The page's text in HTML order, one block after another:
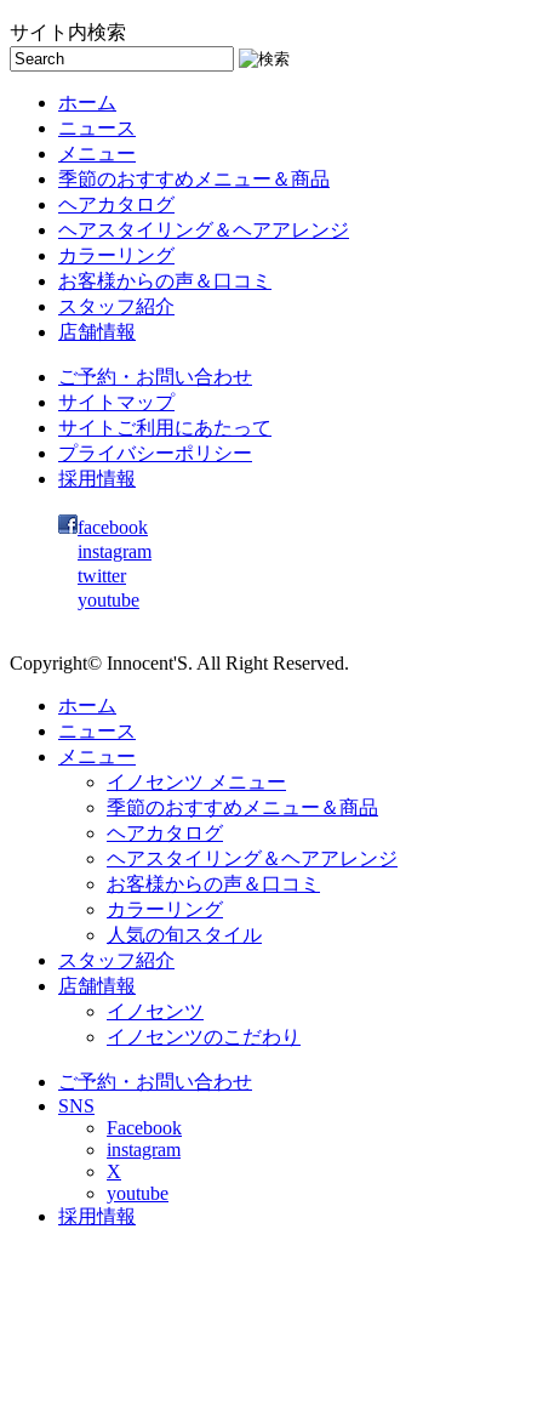
サイト内検索
ホーム
ニュース
メニュー
季節のおすすめメニュー＆商品
ヘアカタログ
ヘアスタイリング＆ヘアアレンジ
カラーリング
お客様からの声＆口コミ
スタッフ紹介
店舗情報
ご予約・お問い合わせ
サイトマップ
サイトご利用にあたって
プライバシーポリシー
採用情報
facebook
instagram
twitter
youtube
Copyright© Innocent'S. All Right Reserved.
ホーム
ニュース
メニュー
イノセンツ メニュー
季節のおすすめメニュー＆商品
ヘアカタログ
ヘアスタイリング＆ヘアアレンジ
お客様からの声＆口コミ
カラーリング
人気の旬スタイル
スタッフ紹介
店舗情報
イノセンツ
イノセンツのこだわり
ご予約・お問い合わせ
SNS
Facebook
instagram
X
youtube
採用情報